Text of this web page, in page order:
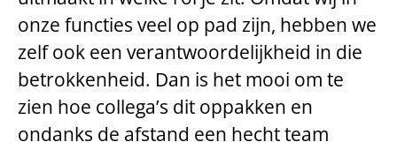
onze functies veel op pad zijn, hebben we
zelf ook een verantwoordelijkheid in die
betrokkenheid. Dan is het mooi om te
zien hoe collega’s dit oppakken en
ondanks de afstand een hecht team